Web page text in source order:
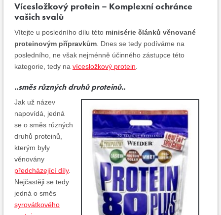
Vícesložkový protein – Komplexní ochránce
vašich svalů
Vítejte u posledního dílu této minisérie článků věnované
proteinovým přípravkům . Dnes se tedy podíváme na
posledního, ne však nejménně účinného zástupce této
kategorie, tedy na vícesložkový protein
..směs různých druhů proteinů..
Jak už název
napovídá, jedná
se o směs různých
druhů proteinů,
kterým byly
věnovány
předcházející díly.
Nejčastěji se tedy
jedná o směs
syrovátkového